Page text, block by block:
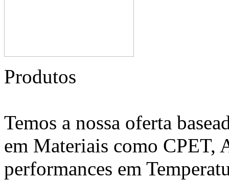
Produtos
Temos a nossa oferta
em Materiais como CPET,
performances em